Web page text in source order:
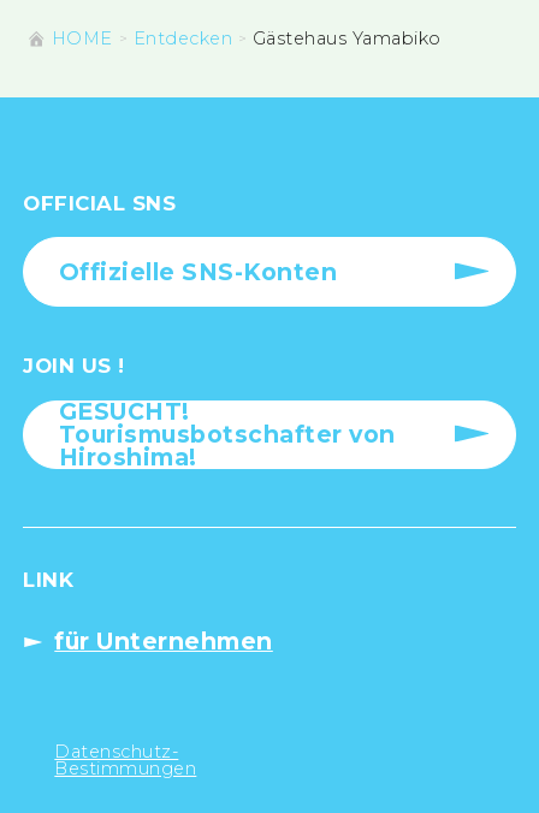
HOME Entdecken Gästehaus Yamabiko
OFFICIAL SNS
Offizielle SNS-Konten
JOIN US !
GESUCHT!
Tourismusbotschafter von
Hiroshima!
LINK
für Unternehmen
Datenschutz-
Bestimmungen